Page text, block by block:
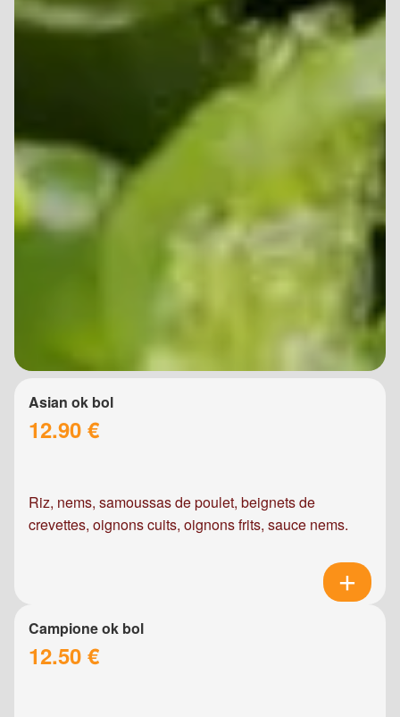
Asian ok bol
12.90 €
Riz, nems, samoussas de poulet, beignets de
crevettes, oignons cuits, oignons frits, sauce nems.
Campione ok bol
12.50 €